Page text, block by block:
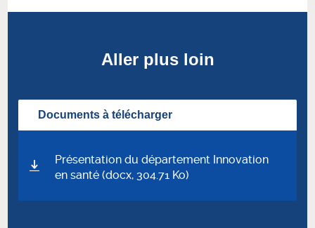
Aller plus loin
Documents à télécharger
Présentation du département Innovation
en santé (docx, 304.71 Ko)